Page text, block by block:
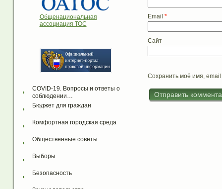
Общенациональная
ассоциация ТОС
COVID-19. Вопросы и ответы о
соблюдении…
Бюджет для граждан
Комфортная городская среда
Общественные советы
Выборы
Безопасность
Email *
Сайт
Сохранить моё имя,